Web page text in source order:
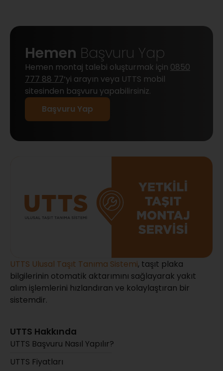
Hemen Başvuru Yap
Hemen montaj talebi oluşturmak için 0850
777 88 77‘yi arayın veya UTTS mobil
sitesinden başvuru yapabilirsiniz.
Başvuru Yap
UTTS Ulusal Taşıt Tanıma Sistemi, taşıt plaka
bilgilerinin otomatik aktarımını sağlayarak yakıt
alım işlemlerini hızlandıran ve kolaylaştıran bir
sistemdir.
UTTS Hakkında
UTTS Başvuru Nasıl Yapılır?
UTTS Fiyatları